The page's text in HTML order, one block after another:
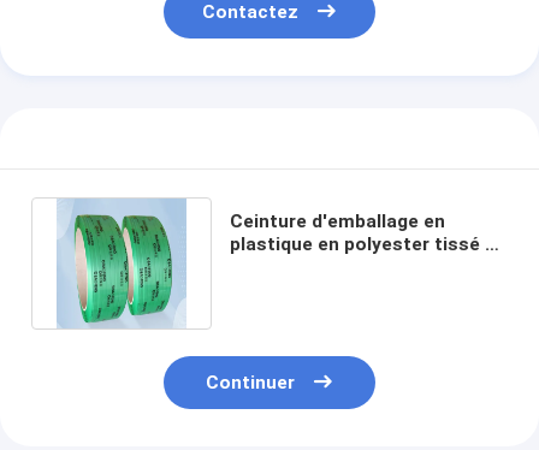
Contactez
Ceinture d'emballage en
plastique en polyester tissé en
Continuer